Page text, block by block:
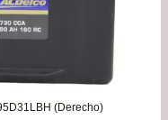
(Derecho)